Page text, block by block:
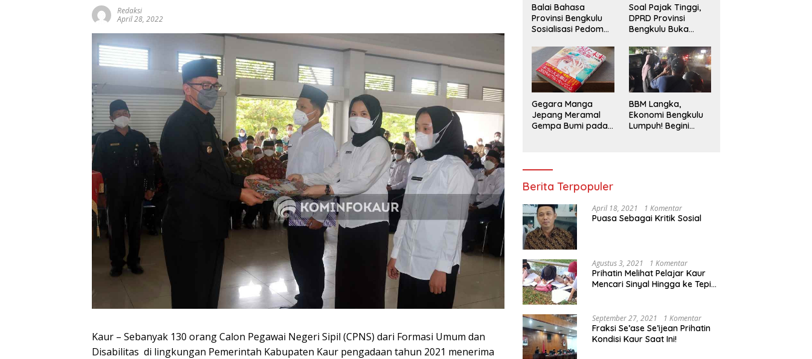
Redaksi
April 28, 2022
Kaur – Sebanyak 130 orang Calon Pegawai Negeri Sipil (CPNS) dari Formasi Umum dan
Disabilitas di lingkungan Pemerintah Kabupaten Kaur pengadaan tahun 2021 menerima
Balai Bahasa
Provinsi Bengkulu
Sosialisasi Pedoman
Penggunaan
Bahasa Indonesia
Soal Pajak Tinggi,
DPRD Provinsi
Bengkulu Buka
Pengaduan
Masyarakat
Gegara Manga
Jepang Meramal
Gempa Bumi pada
BBM Langka,
Ekonomi Bengkulu
Lumpuh! Begini
Berita Terpopuler
April 18, 2021 1 Komentar
Puasa Sebagai Kritik Sosial
Agustus 3, 2021 1 Komentar
Prihatin Melihat Pelajar Kaur
Mencari Sinyal Hingga ke Tepi
Segera Bertindak
September 27, 2021 1 Komentar
Fraksi Se’ase Se’ijean Prihatin
Kondisi Kaur Saat Ini!